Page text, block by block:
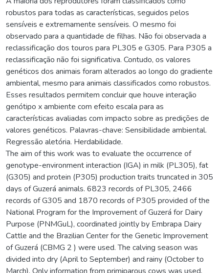
robustos para todas as características, seguidos pelos
sensíveis e extremamente sensíveis. O mesmo foi
observado para a quantidade de filhas. Não foi observada a
reclassificação dos touros para PL305 e G305. Para P305 a
reclassificação não foi significativa. Contudo, os valores
genéticos dos animais foram alterados ao longo do gradiente
ambiental, mesmo para animais classificados como robustos.
Esses resultados permitem concluir que houve interação
genótipo x ambiente com efeito escala para as
características avaliadas com impacto sobre as predições de
valores genéticos. Palavras-chave: Sensibilidade ambiental.
Regressão aletória. Herdabilidade.
The aim of this work was to evaluate the occurrence of
genotype-environment interaction (IGA) in milk (PL305), fat
(G305) and protein (P305) production traits truncated in 305
days of Guzerá animals. 6823 records of PL305, 2466
records of G305 and 1870 records of P305 provided of the
National Program for the Improvement of Guzerá for Dairy
Purpose (PNMGuL), coordinated jointly by Embrapa Dairy
Cattle and the Brazilian Center for the Genetic Improvement
of Guzerá (CBMG 2 ) were used. The calving season was
divided into dry (April to September) and rainy (October to